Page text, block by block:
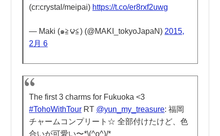
(cr:crystal/meipai) https://t.co/er8rxf2uwg
— Maki (๑≧౪≦) (@MAKI_tokyoJapaN) 2015,
2月 6
The first 3 charms for Fukuoka <3
#TohoWithTour RT @yun_my_treasure: 福岡
チャームコンプリート☆ 全部付けたけど、色
合いが可愛い〜*\(^o^)/*